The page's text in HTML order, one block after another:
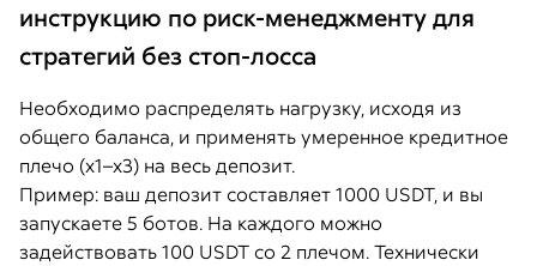
инструкцию по риск-менеджменту для
стратегий без стоп-лосса
Необходимо распределять нагрузку, исходя из
общего баланса, и применять умеренное кредитное
плечо (х1–х3) на весь депозит.
Пример: ваш депозит составляет 1000 USDT, и вы
запускаете 5 ботов. На каждого можно
задействовать 100 USDT со 2 плечом. Технически